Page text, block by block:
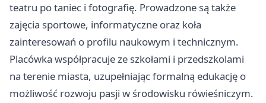
teatru po taniec i fotografię. Prowadzone są także
zajęcia sportowe, informatyczne oraz koła
zainteresowań o profilu naukowym i technicznym.
Placówka współpracuje ze szkołami i przedszkolami
na terenie miasta, uzupełniając formalną edukację o
możliwość rozwoju pasji w środowisku rówieśniczym.